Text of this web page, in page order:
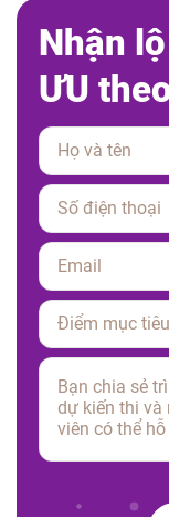
Nhận lộ
ƯU the
Please leave